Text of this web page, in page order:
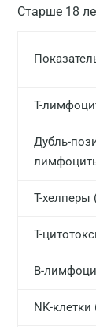
Старше 18
T-
Дубль-
Т-хелперы
Т-
В-
NK-клетки